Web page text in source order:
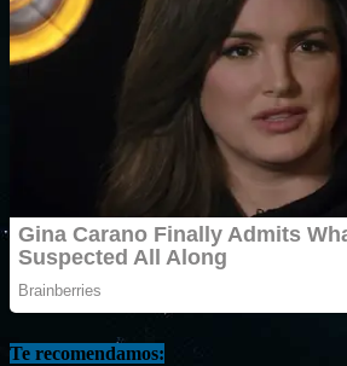
Te recomendamos: